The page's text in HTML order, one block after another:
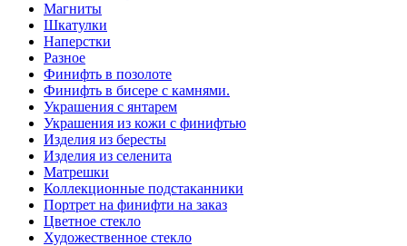
Магниты
Шкатулки
Наперстки
Разное
Финифть в позолоте
Финифть в бисере с камнями.
Украшения с янтарем
Украшения из кожи с финифтью
Изделия из бересты
Изделия из селенита
Матрешки
Коллекционные подстаканники
Портрет на финифти на заказ
Цветное стекло
Художественное стекло